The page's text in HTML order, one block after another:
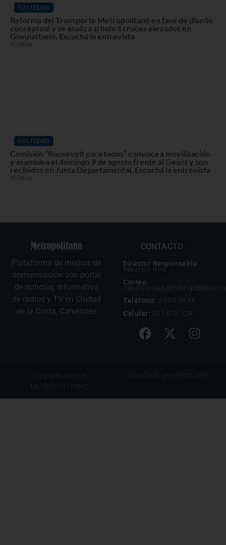
SOCIEDAD
Reforma del Transporte Metropolitano en fase de diseño
conceptual y se analiza si habrá cruces elevados en
Giannattasio. Escuchá la entrevista
05/08/26
SOCIEDAD
Comisión “Roosevelt para todos” convoca a movilización
y asamblea el domingo 9 de agosto frente al Geant y son
recibidos en Junta Departamental. Escuchá la entrevista
05/08/26
Plataforma de medios de
comunicación con portal
de noticias, Informativo
de radios y TV en Ciudad
de la Costa, Canelones
CONTACTO
Director Responsable:
Mauricio Riva
Correo:
mauricio.riva@metropolitano.uy
Teléfono: 2 698 78 66
Celular: 091 673 129